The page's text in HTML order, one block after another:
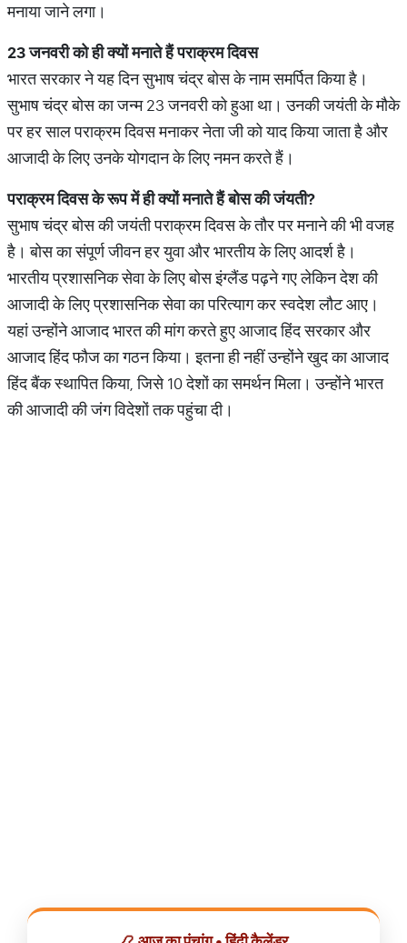
मनाया जाने लगा।
23जनवरीकोहीक्योंमनातेहैंपराक्रमदिवस
भारत सरकार ने यह दिन सुभाष चंद्र बोस के नाम समर्पित किया है।
सुभाष चंद्र बोस का जन्म 23 जनवरी को हुआ था। उनकी जयंती के मौके
पर हर साल पराक्रम दिवस मनाकर नेता जी को याद किया जाता है और
आजादी के लिए उनके योगदान के लिए नमन करते हैं।
पराक्रमदिवसकेरूपमेंहीक्योंमनातेहैंबोसकीजंयती?
सुभाष चंद्र बोस की जयंती पराक्रम दिवस के तौर पर मनाने की भी वजह
है। बोस का संपूर्ण जीवन हर युवा और भारतीय के लिए आदर्श है।
भारतीय प्रशासनिक सेवा के लिए बोस इंग्लैंड पढ़ने गए लेकिन देश की
आजादी के लिए प्रशासनिक सेवा का परित्याग कर स्वदेश लौट आए।
यहां उन्होंने आजाद भारत की मांग करते हुए आजाद हिंद सरकार और
आजाद हिंद फौज का गठन किया। इतना ही नहीं उन्होंने खुद का आजाद
हिंद बैंक स्थापित किया, जिसे 10 देशों का समर्थन मिला। उन्होंने भारत
की आजादी की जंग विदेशों तक पहुंचा दी।